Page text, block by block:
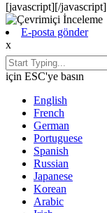
[javascript][/javascript]
E-posta gönder
x
için ESC'ye basın
English
French
German
Portuguese
Spanish
Russian
Japanese
Korean
Arabic